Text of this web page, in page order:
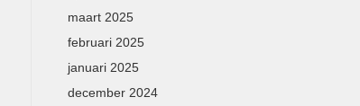
maart 2025
februari 2025
januari 2025
december 2024